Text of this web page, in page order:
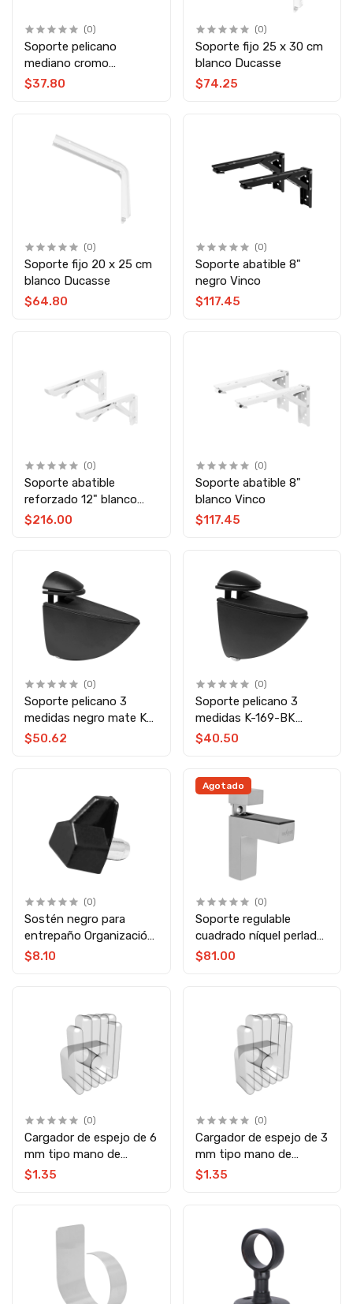
(0)
Soporte pelicano
mediano cromo
6065.0043.30 Soprano
$37.80
(0)
Soporte fijo 25 x 30 cm
blanco Ducasse
$74.25
(0)
Soporte fijo 20 x 25 cm
blanco Ducasse
$64.80
(0)
Soporte abatible 8"
negro Vinco
$117.45
(0)
Soporte abatible
reforzado 12" blanco
Vinco
$216.00
(0)
Soporte abatible 8"
blanco Vinco
$117.45
(0)
Soporte pelicano 3
medidas negro mate K-
170-BK Axcent
$50.62
(0)
Soporte pelicano 3
medidas K-169-BK
Axcent
$40.50
(0)
Sostén negro para
entrepaño Organización
MZ
$8.10
Agotado
(0)
Soporte regulable
cuadrado níquel perlado
K-163 Axcent
$81.00
(0)
Cargador de espejo de 6
mm tipo mano de
chango Herralum
$1.35
(0)
Cargador de espejo de 3
mm tipo mano de
chango Herralum
$1.35